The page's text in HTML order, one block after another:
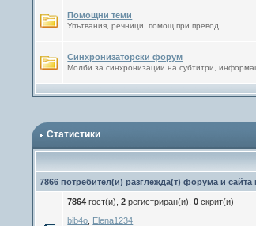
Помощни теми
Упътвания, речници, помощ при превод
Синхронизаторски форум
Молби за синхронизации на субтитри,
Статистики
7866 потребител(и) разглежда(т) форума и сайта
7864 гост(и),2 регистриран(и),0 скрит(и)
bib4o Elena1234